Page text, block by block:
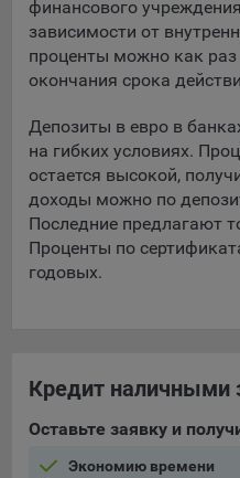
5.4. Создание и
рекламы пользователю.
применяемые при
для оставления отзыва
cookie используются в целях
работы сайтов и
функционала
системах. Вместе с тем,
браузер, чтобы он
уведомлял пользователя
используются для
предпочтений
пользователя или выбора
финансового
зависимости от
проценты можно как раз
окончания срока
Депозиты в евро в
на гибких условиях.
остается высокой,
доходы можно по
Последние предлагают
Проценты по
годовых.
Кредит наличными
Оставьте заявку и
Экономию времени